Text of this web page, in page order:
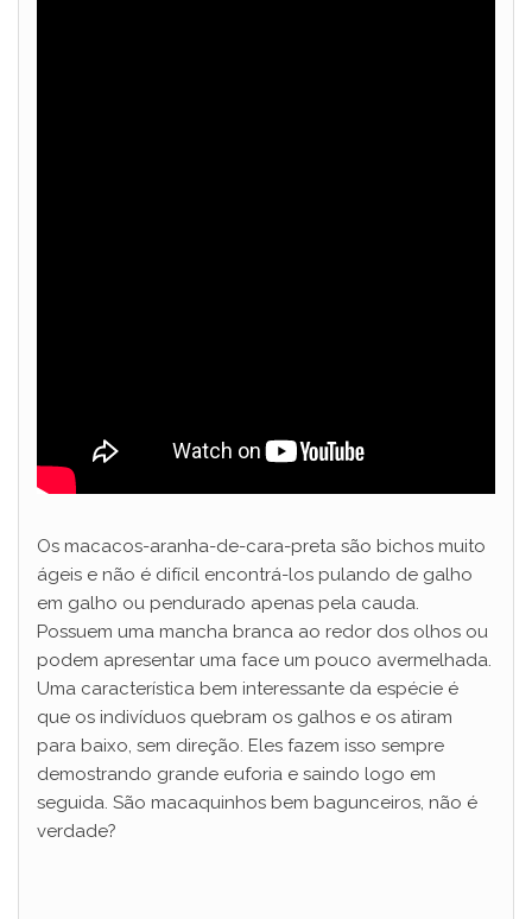
Os macacos-aranha-de-cara-preta são bichos muito
ágeis e não é difícil encontrá-los pulando de galho
em galho ou pendurado apenas pela cauda.
Possuem uma mancha branca ao redor dos olhos ou
podem apresentar uma face um pouco avermelhada.
Uma característica bem interessante da espécie é
que os indivíduos quebram os galhos e os atiram
para baixo, sem direção. Eles fazem isso sempre
demostrando grande euforia e saindo logo em
seguida. São macaquinhos bem bagunceiros, não é
verdade?